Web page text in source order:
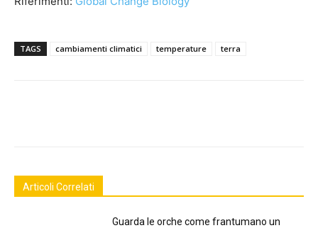
TAGS cambiamenti climatici temperature terra
Articoli Correlati
Guarda le orche come frantumano un